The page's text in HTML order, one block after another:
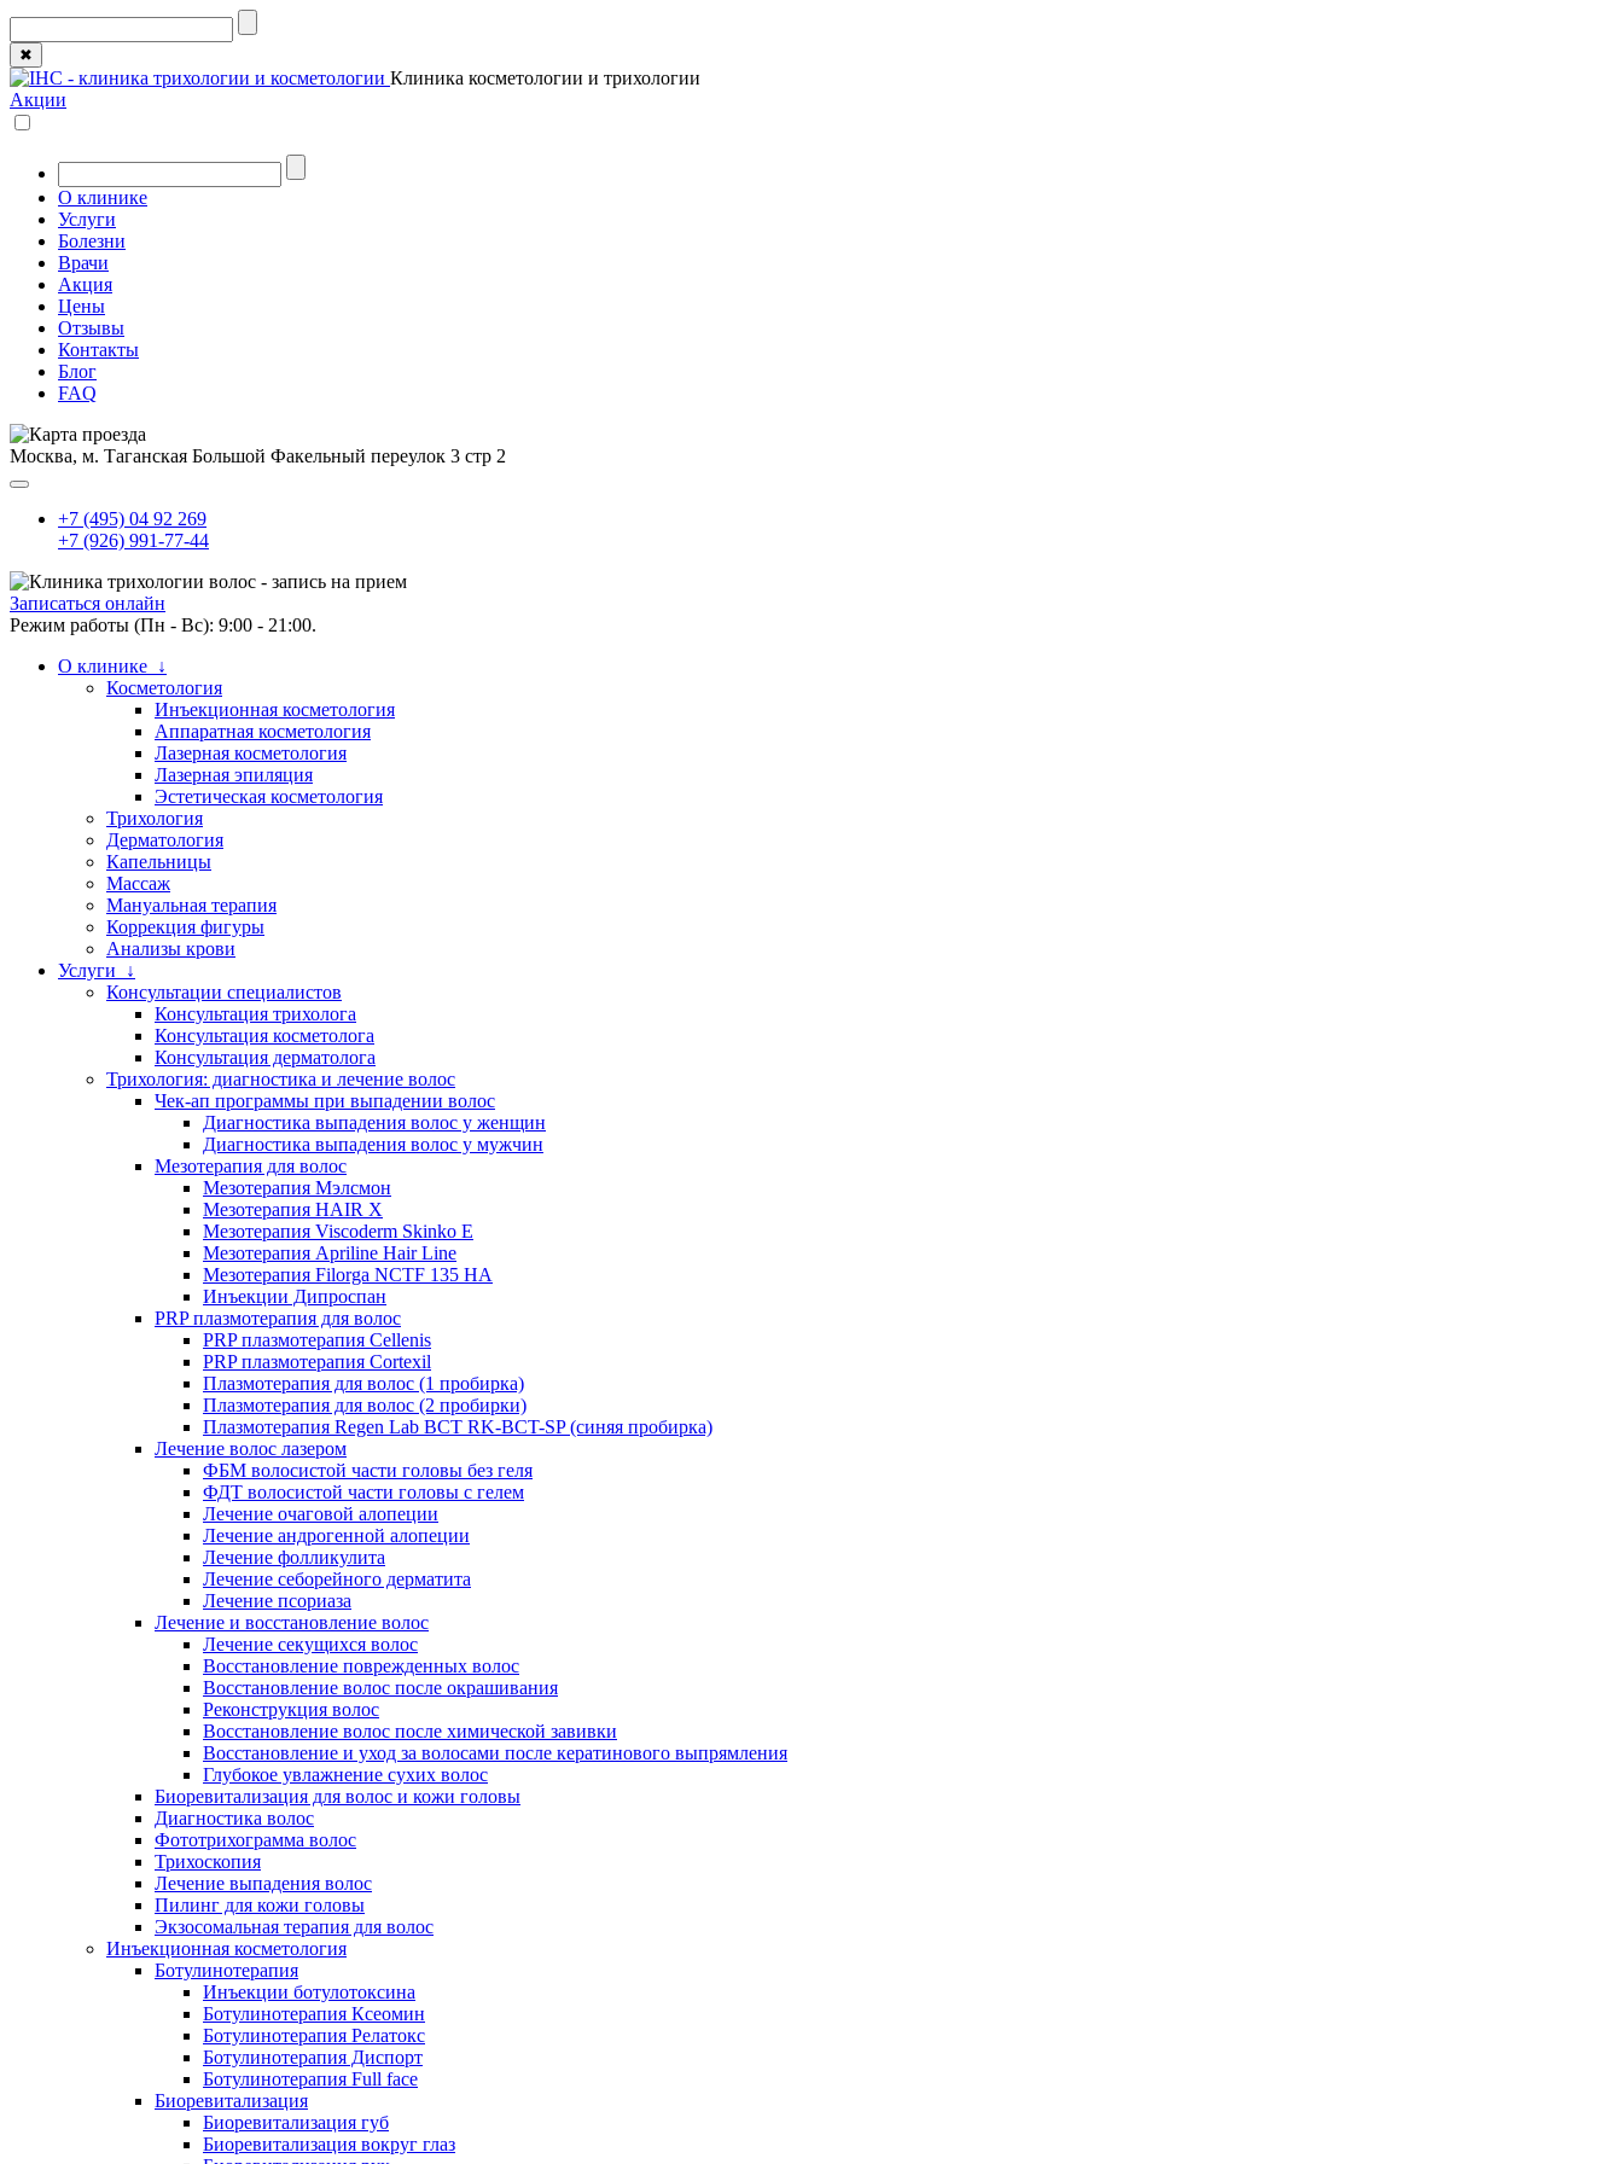
✖
Клиника косметологии и трихологии
Акции
О клинике
Услуги
Болезни
Врачи
Акция
Цены
Отзывы
Контакты
Блог
FAQ
Москва, м. Таганская Большой Факельный переулок 3 стр 2
+7 (495) 04 92 269
+7 (926) 991-77-44
Записаться онлайн
Режим работы (Пн - Вс): 9:00 - 21:00.
О клинике ↓
Косметология
Инъекционная косметология
Аппаратная косметология
Лазерная косметология
Лазерная эпиляция
Эстетическая косметология
Трихология
Дерматология
Капельницы
Массаж
Мануальная терапия
Коррекция фигуры
Анализы крови
Услуги ↓
Консультации специалистов
Консультация трихолога
Консультация косметолога
Консультация дерматолога
Трихология: диагностика и лечение волос
Чек-ап программы при выпадении волос
Диагностика выпадения волос у женщин
Диагностика выпадения волос у мужчин
Мезотерапия для волос
Мезотерапия Мэлсмон
Мезотерапия HAIR X
Мезотерапия Viscoderm Skinko E
Мезотерапия Apriline Hair Line
Мезотерапия Filorga NCTF 135 HA
Инъекции Дипроспан
PRP плазмотерапия для волос
PRP плазмотерапия Cellenis
PRP плазмотерапия Cortexil
Плазмотерапия для волос (1 пробирка)
Плазмотерапия для волос (2 пробирки)
Плазмотерапия Regen Lab BCT RK-BCT-SP (синяя пробирка)
Лечение волос лазером
ФБМ волосистой части головы без геля
ФДТ волосистой части головы с гелем
Лечение очаговой алопеции
Лечение андрогенной алопеции
Лечение фолликулита
Лечение себорейного дерматита
Лечение псориаза
Лечение и восстановление волос
Лечение секущихся волос
Восстановление поврежденных волос
Восстановление волос после окрашивания
Реконструкция волос
Восстановление волос после химической завивки
Восстановление и уход за волосами после кератинового выпрямления
Глубокое увлажнение сухих волос
Биоревитализация для волос и кожи головы
Диагностика волос
Фототрихограмма волос
Трихоскопия
Лечение выпадения волос
Пилинг для кожи головы
Экзосомальная терапия для волос
Инъекционная косметология
Ботулинотерапия
Инъекции ботулотоксина
Ботулинотерапия Ксеомин
Ботулинотерапия Релатокс
Ботулинотерапия Диспорт
Ботулинотерапия Full face
Биоревитализация
Биоревитализация губ
Биоревитализация вокруг глаз